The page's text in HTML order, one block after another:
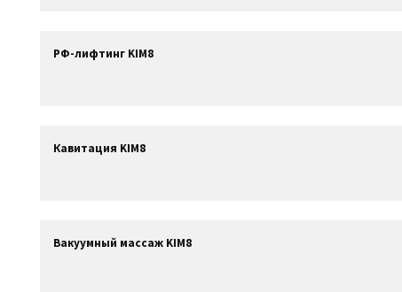
РФ-лифтинг KIM8
Кавитация KIM8
Вакуумный массаж KIM8